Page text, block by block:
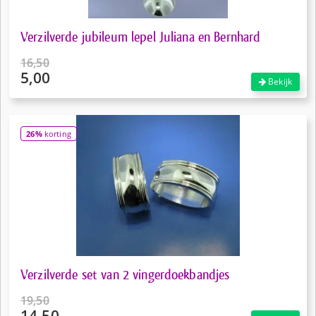
Verzilverde jubileum lepel Juliana en Bernhard
16,50
Oorspronkelijke
5,00
is:
€5,00.
Bekijk
26%korting
Verzilverde set van 2 vingerdoekbandjes
19,50